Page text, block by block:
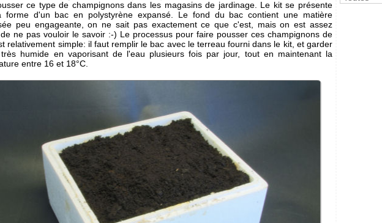
ce type de champignons dans les magasins de jardinage. Le kit se présente
forme d'un bac en polystyrène expansé. Le fond du bac contient une matière
peu engageante, on ne sait pas exactement ce que c'est, mais on est assez
ne pas vouloir le savoir :-) Le processus pour faire pousser ces champignons de
relativement simple: il faut remplir le bac avec le terreau fourni dans le kit, et garder
humide en vaporisant de l'eau plusieurs fois par jour, tout en maintenant la
entre 16 et 18°C.